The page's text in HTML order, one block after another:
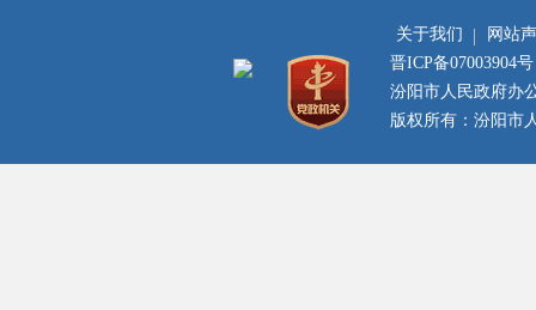
关于我们
网站
晋ICP备07003904号
汾阳市人民政府办
版权所有：汾阳市